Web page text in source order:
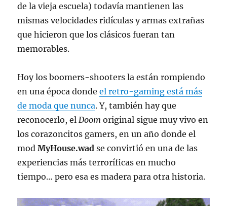
de la vieja escuela) todavía mantienen las
mismas velocidades ridículas y armas extrañas
que hicieron que los clásicos fueran tan
memorables.
Hoy los boomers-shooters la están rompiendo
en una época dondeel retro-gaming está más
de moda que nunca. Y, también hay que
reconocerlo, el Doom original sigue muy vivo en
los corazoncitos gamers, en un año donde el
modMyHouse.wad se convirtió en una de las
experiencias más terroríficas en mucho
tiempo… pero esa es madera para otra historia.